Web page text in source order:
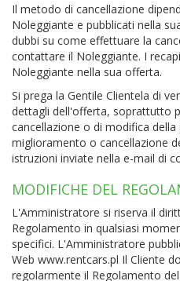
Il metodo di cancellazione
Noleggiante e pubblicati nella
dubbi su come effettuare la
contattare il Noleggiante. I
Noleggiante nella sua offerta.
Si prega la Gentile Clientela di
dettagli dell'offerta, soprattutto
cancellazione o di modifica
miglioramento o cancellazione
istruzioni inviate nella e-mail di
MODIFICHE DEL
L'Amministratore si riserva il
Regolamento in qualsiasi
specifici. L'Amministratore
Web www.rentcars.pl Il Cliente
regolarmente il Regolamento